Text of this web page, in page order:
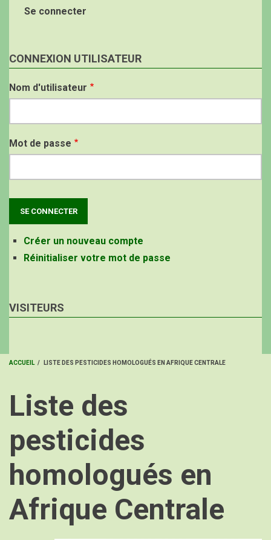
Se connecter
CONNEXION UTILISATEUR
Nom d'utilisateur
Mot de passe
Créer un nouveau compte
Réinitialiser votre mot de passe
VISITEURS
D'ARIANE
ACCUEIL / LISTE DES PESTICIDES HOMOLOGUÉS EN AFRIQUE CENTRALE
Liste des
pesticides
homologués en
Afrique Centrale